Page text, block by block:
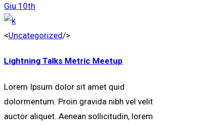
Giu 10th
<Uncategorized/>
Lightning Talks Metric Meetup
Lorem Ipsum dolor sit amet quid
dolormentum. Proin gravida nibh vel velit
auctor aliquet. Aenean sollicitudin, lorem